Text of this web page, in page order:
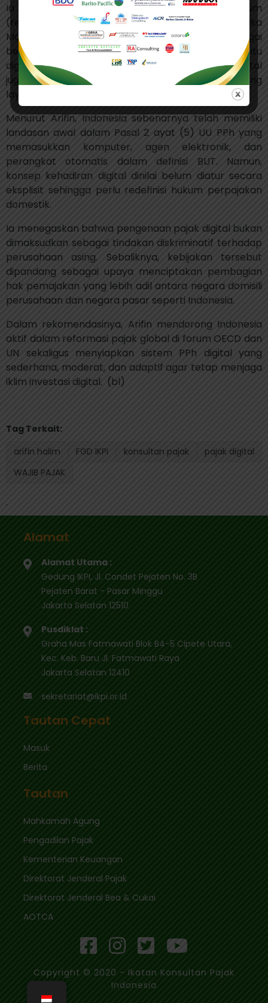
Ia bahkan mencontohkan penemuan hukum
(
) di Belanda pada 1921 ketika
Mahkamah Agung Belanda mengakui listrik sebagai
benda karena memiliki nilai ekonomi. Analogi itu
digunakan untuk menjelaskan bahwa kehadiran digital
juga dapat dipandang sebagai realitas ekonomi yang
layak dikenai pajak.
Menurut Arifin, Indonesia sebenarnya telah memiliki
landasan awal dalam Pasal 2 ayat (5) UU PPh yang
memasukkan komputer, agen elektronik, dan
perangkat otomatis dalam definisi BUT. Namun,
konsep kehadiran digital dinilai belum diatur secara
eksplisit sehingga perlu redefinisi hukum perpajakan
domestik.
Ia menegaskan bahwa pengenaan pajak digital bukan
dimaksudkan sebagai tindakan diskriminatif terhadap
perusahaan asing. Sebaliknya, kebijakan tersebut
dipandang sebagai upaya menciptakan pembagian
hak pemajakan yang lebih adil antara negara domisili
perusahaan dan negara pasar seperti Indonesia.
Dalam rekomendasinya, Arifin mendorong Indonesia
aktif dalam reformasi pajak global di forum OECD dan
UN sekaligus menyiapkan sistem PPh digital yang
sederhana, moderat, dan adaptif agar tetap menjaga
iklim investasi digital. (bl)
Tag Terkait:
arifin halim
FGD IKPI konsultan pajak
pajak digital
WAJIB PAJAK
.
Alamat
Alamat Utama :
Gedung IKPI, Jl. Condet Pejaten No. 3B
Pejaten Barat - Pasar Minggu
Jakarta Selatan 12510
Pusdiklat :
Graha Mas Fatmawati Blok B4-5 Cipete Utara,
Kec. Keb. Baru Jl. Fatmawati Raya
Jakarta Selatan 12410
sekretariat@ikpi.or.id
Tautan Cepat
Masuk
Berita
Tautan
Mahkamah Agung
Pengadilan Pajak
Kementerian Keuangan
Direktorat Jenderal Pajak
Direktorat Jenderal Bea & Cukai
AOTCA
Copyright © 2020 - Ikatan Konsultan Pajak
Indonesia